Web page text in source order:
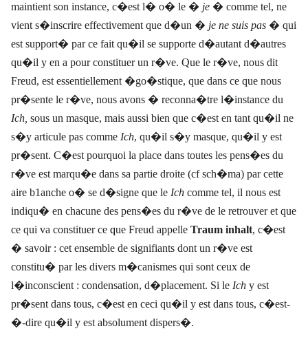
maintient son instance, c�est l� o� le � je � comme tel, ne
vient s�inscrire effectivement que d�un � je ne suis pas � qui
est support� par ce fait qu�il se supporte d�autant d�autres
qu�il y en a pour constituer un r�ve. Que le r�ve, nous dit
Freud, est essentiellement �go�stique, que dans ce que nous
pr�sente le r�ve, nous avons � reconna�tre l�instance du
Ich, sous un masque, mais aussi bien que c�est en tant qu�il ne
s�y articule pas comme Ich, qu�il s�y masque, qu�il y est
pr�sent. C�est pourquoi la place dans toutes les pens�es du
r�ve est marqu�e dans sa partie droite (cf sch�ma) par cette
aire b1anche o� se d�signe que le Ich comme tel, il nous est
indiqu� en chacune des pens�es du r�ve de le retrouver et que
ce qui va constituer ce que Freud appelle Traum inhalt, c�est
� savoir : cet ensemble de signifiants dont un r�ve est
constitu� par les divers m�canismes qui sont ceux de
l�inconscient : condensation, d�placement. Si le Ich y est
pr�sent dans tous, c�est en ceci qu�il y est dans tous, c�est-
�-dire qu�il y est absolument dispers�.